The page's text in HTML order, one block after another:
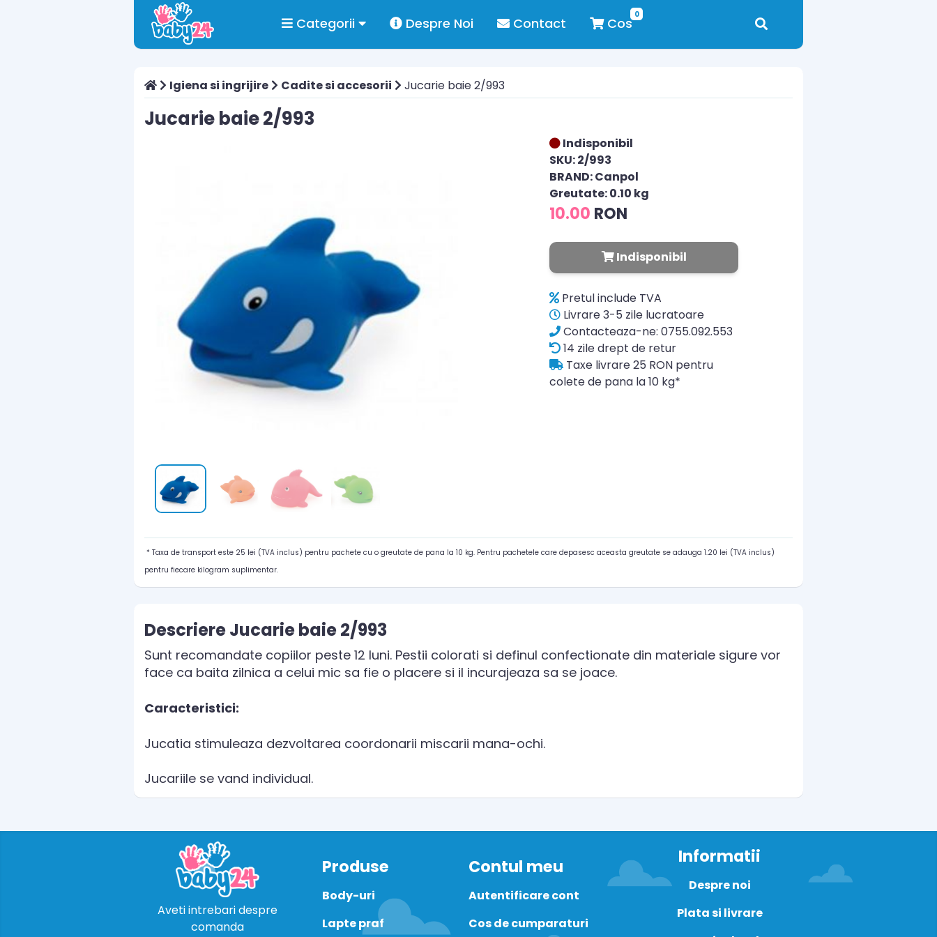
Categorii Despre Noi Contact
0
Cos
Igiena si ingrijire Cadite si accesorii Jucarie baie 2/993
Jucarie baie 2/993
Indisponibil
SKU: 2/993
BRAND: Canpol
Greutate: 0.10 kg
10.00 RON
Indisponibil
Pretul include TVA
Livrare 3-5 zile lucratoare
Contacteaza-ne: 0755.092.553
14 zile drept de retur
Taxe livrare 25 RON pentru
colete de pana la 10 kg*
* Taxa de transport este 25 lei (TVA inclus) pentru pachete cu o greutate de pana la 10 kg. Pentru pachetele care depasesc aceasta greutate se adauga 1.20 lei (TVA inclus)
pentru fiecare kilogram suplimentar.
Descriere Jucarie baie 2/993
Sunt recomandate copiilor peste 12 luni. Pestii colorati si definul confectionate din materiale sigure vor
face ca baita zilnica a celui mic sa fie o placere si il incurajeaza sa se joace.
Caracteristici:
Jucatia stimuleaza dezvoltarea coordonarii miscarii mana-ochi.
Jucariile se vand individual.
Aveti intrebari despre
comanda
Produse
Body-uri
Lapte praf
Contul meu
Autentificare cont
Cos de cumparaturi
Informatii
Despre noi
Plata si livrare